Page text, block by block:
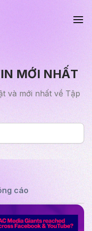
MỚI NHẤT
và mới nhất về Tập
cáo